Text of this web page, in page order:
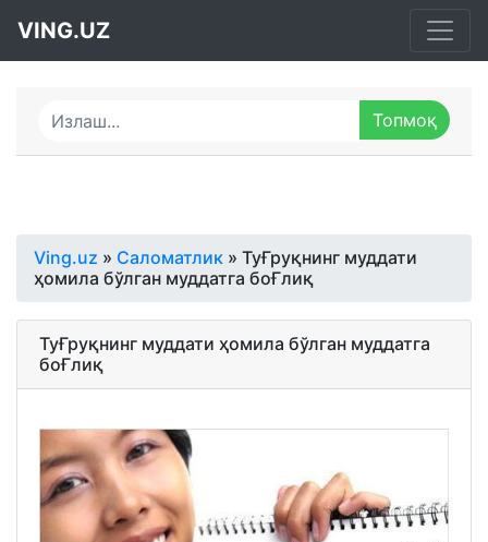
VING.UZ
Ving.uz » Саломатлик » ТуҒруқнинг муддати
ҳомила бўлган муддатга боҒлиқ
ТуҒруқнинг муддати ҳомила бўлган муддатга
боҒлиқ